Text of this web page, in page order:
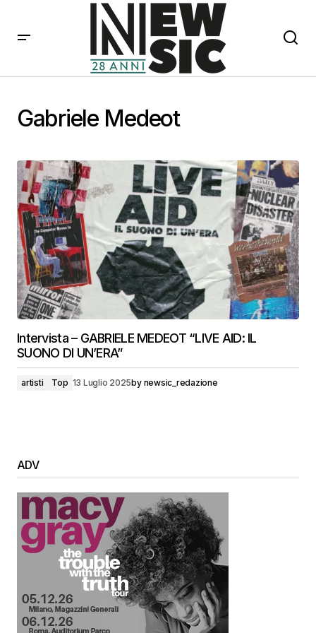
Gabriele Medeot
Intervista – GABRIELE MEDEOT “LIVE AID: IL
SUONO DI UN’ERA”
artisti Top 13 Luglio 2025by newsic_redazione
ADV